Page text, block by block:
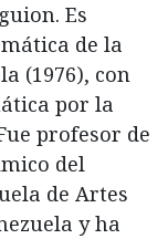
Es
de la
(1976), con
por la
profesor de
del
de Artes
y ha